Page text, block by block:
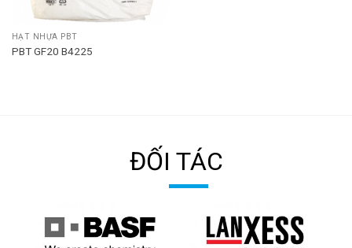
HẠT NHỰA PBT
PBT GF20 B4225
ĐỐI TÁC